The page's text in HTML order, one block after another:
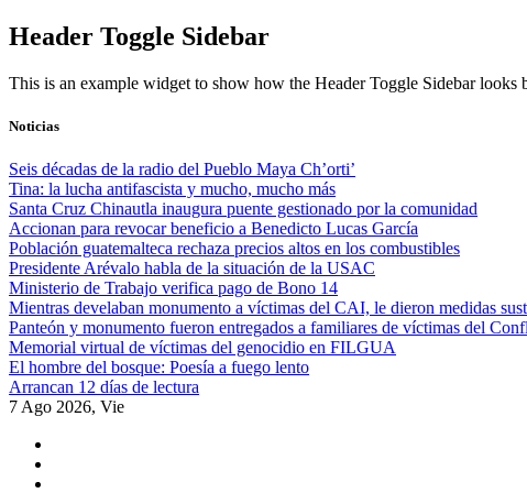
Skip
to
Header Toggle Sidebar
This is an example widget to show how the Header Toggle Sidebar
Noticias
Seis décadas de la radio del Pueblo Maya Ch’orti’
Tina: la lucha antifascista y mucho, mucho más
Santa Cruz Chinautla inaugura puente gestionado por la comunidad
Accionan para revocar beneficio a Benedicto Lucas García
Población guatemalteca rechaza precios altos en los combustibles
Presidente Arévalo habla de la situación de la USAC
Ministerio de Trabajo verifica pago de Bono 14
Mientras develaban monumento a víctimas del CAI, le dieron medidas
Panteón y monumento fueron entregados a familiares de víctimas del
Memorial virtual de víctimas del genocidio en FILGUA
El hombre del bosque: Poesía a fuego lento
Arrancan 12 días de lectura
7 Ago 2026, Vie